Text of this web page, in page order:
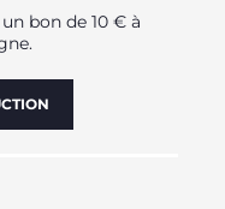
bon de 10 € à